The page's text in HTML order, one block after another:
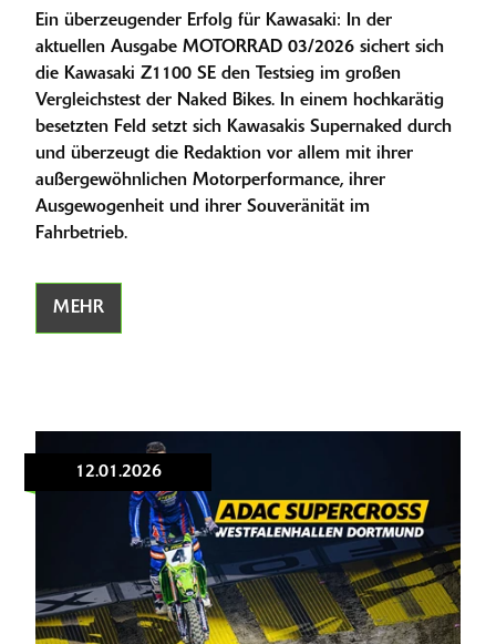
Ein überzeugender Erfolg für Kawasaki: In der
aktuellen Ausgabe MOTORRAD 03/2026 sichert sich
die Kawasaki Z1100 SE den Testsieg im großen
Vergleichstest der Naked Bikes. In einem hochkarätig
besetzten Feld setzt sich Kawasakis Supernaked durch
und überzeugt die Redaktion vor allem mit ihrer
außergewöhnlichen Motorperformance, ihrer
Ausgewogenheit und ihrer Souveränität im
Fahrbetrieb.
MEHR
12.01.2026